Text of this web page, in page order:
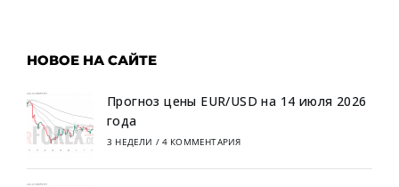
НОВОЕ НА САЙТЕ
Прогноз цены EUR/USD на 14 июля 2026
года
3 НЕДЕЛИ / 4 КОММЕНТАРИЯ